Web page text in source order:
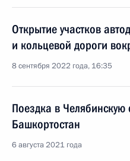
Открытие участков
и кольцевой дороги
8 сентября 2022 года, 16:35
Поездка в Челябинскую
Башкортостан
6 августа 2021 года